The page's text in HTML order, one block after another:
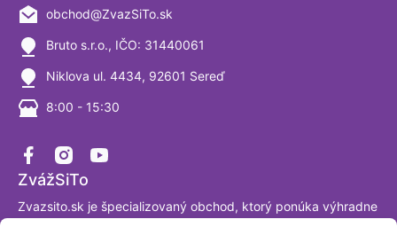
ZvážSiTo
Zvazsito.sk je špecializovaný obchod, ktorý ponúka výhradne
obchod@ZvazSiTo.sk
Bruto s.r.o., IČO: 31440061
Niklova ul. 4434, 92601 Sereď
8:00 - 15:30